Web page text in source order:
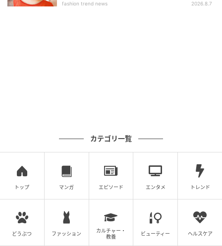
fashion trend news 2026.8.7
カテゴリ一覧
トップ マンガ エピソード エンタメ トレンド
どうぶつ ファッション
カルチャー・
教養
ビューティー ヘルスケア